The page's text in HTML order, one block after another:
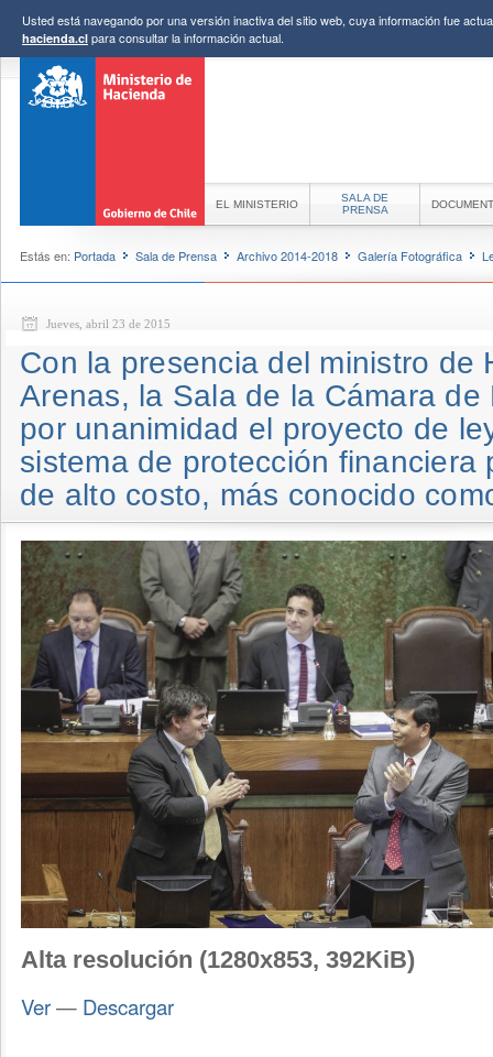
Usted está navegando por una versión inactiva del sitio web, cuya información fue
hacienda.cl para consultar la información actual.
EL MINISTERIO
SALA DE
PRENSA
Estás en: Portada Sala de Prensa Archivo 2014-2018 Galería Fotográfica
Jueves, abril 23 de 2015
Con la presencia del ministro de
Arenas, la Sala de la Cámara
por unanimidad el proyecto de
sistema de protección financiera
de alto costo, más conocido
Alta resolución (1280x853, 392KiB)
Ver— Descargar